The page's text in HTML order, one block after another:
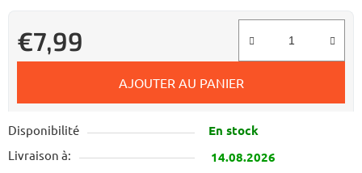
€7,99
Prix de la mesure:
AJOUTER AU PANIER
Disponibilité En stock
Livraison à: 14.08.2026